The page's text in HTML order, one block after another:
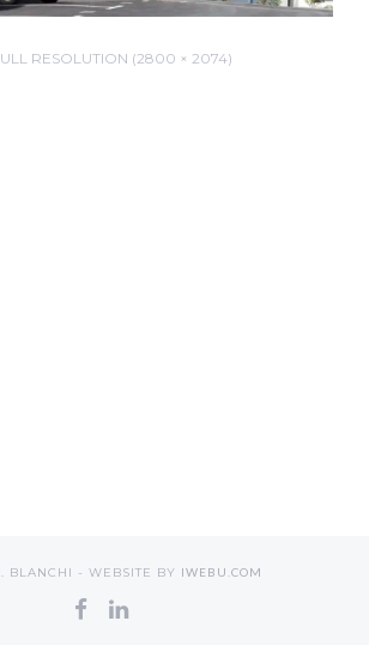
RESOLUTION (2800 × 2074)
BLANCHI - WEBSITE BY IWEBU.COM